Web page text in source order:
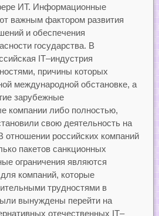
ИТ. Информационные
важным фактором развития
и обеспечения
государства. В
IT–индустрия
причины которых
международной обстановке, а
зарубежные
компании либо полностью,
свою деятельность на
отношении российских компаний
пакетов санкционных
ограничения являются
компаний, которые
трудностями в
вынуждены перейти на
отечественных IT–